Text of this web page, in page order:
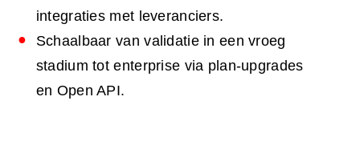
integraties met leveranciers.
Schaalbaar van validatie in een vroeg
stadium tot enterprise via plan-upgrades
en Open API.